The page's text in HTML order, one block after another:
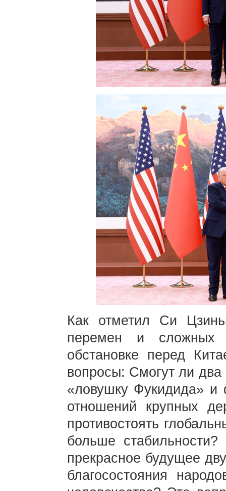
Как отметил Си
перемен и сложных
обстановке перед
вопросы: Смогут ли два
«ловушку Фукидида» и
отношений крупных
противостоять
больше
прекрасное будущее
благосостояния